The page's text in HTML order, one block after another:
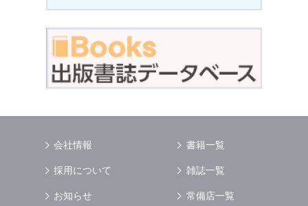
会社情報
採用について
お知らせ
書籍一覧
雑誌一覧
常備店一覧